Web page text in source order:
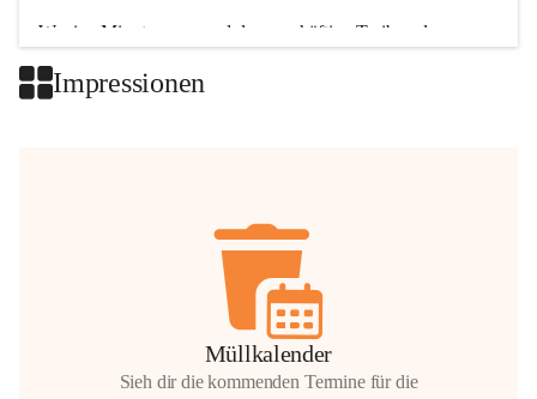
Wenige Minuten nur, und das geschäftige Treiben der
Impressionen
Müllkalender
Sieh dir die kommenden Termine für die